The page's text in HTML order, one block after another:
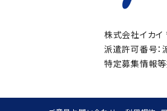
株式会社イカイ
派遣許可番号
特定募集情報等